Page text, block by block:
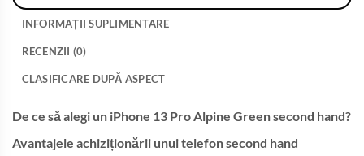
INFORMAȚII SUPLIMENTARE
RECENZII (0)
CLASIFICARE DUPĂ ASPECT
De ce să alegi un iPhone 13 Pro Alpine Green second hand?
Avantajele achiziționării unui telefon second hand